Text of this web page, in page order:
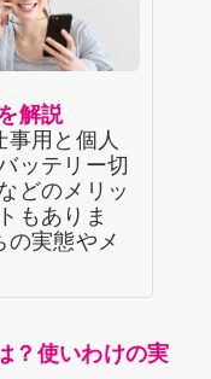
解説
事用と個人
ッテリー切
どのメリッ
もありま
実態やメ
？使いわけの実